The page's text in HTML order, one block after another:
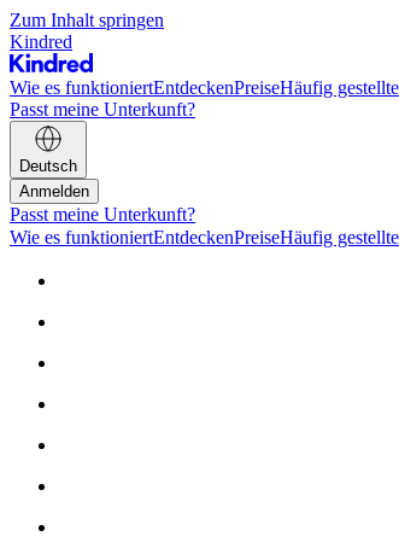
Zum Inhalt springen
Kindred
Wie es funktioniertEntdeckenPreiseHäufig
Passt meine Unterkunft?
Deutsch
Anmelden
Passt meine Unterkunft?
Wie es funktioniertEntdeckenPreiseHäufig